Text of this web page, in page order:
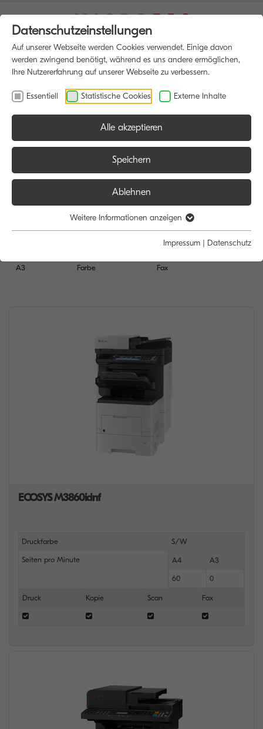
A3 Farbe
Funktion:
Scan
Fax
ECOSYS M3860idnf
Druckfarbe S/W
Seiten pro Minute A4 A3
60 0
Druck Kopie Scan Fax
Datenschutzeinstellungen
Auf unserer Webseite werden Cookies verwendet. Einige davon
werden zwingend benötigt, während es uns andere ermöglichen,
Ihre Nutzererfahrung auf unserer Webseite zu verbessern.
Essentiell Statistische Cookies Externe Inhalte
Alle akzeptieren
Speichern
Ablehnen
Weitere Informationen anzeigen
Impressum | Datenschutz